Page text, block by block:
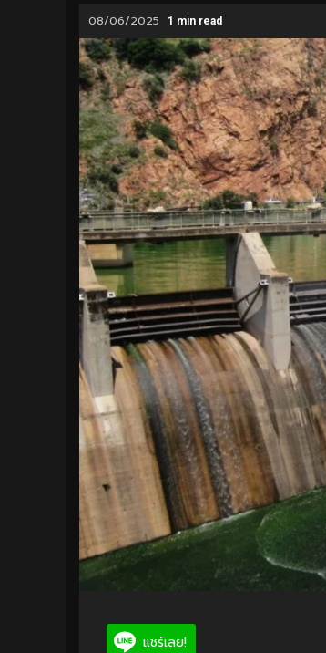
08/06/2025 1 min read
แชร์เลย!